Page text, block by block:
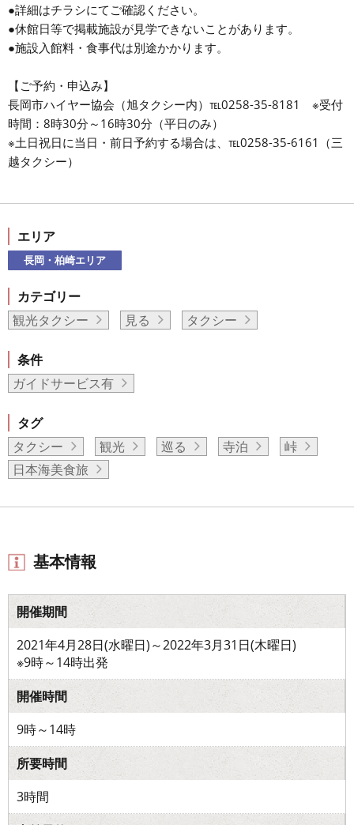
●詳細はチラシにてご確認ください。
●休館日等で掲載施設が見学できないことがあります。
●施設入館料・食事代は別途かかります。
【ご予約・申込み】
長岡市ハイヤー協会（旭タクシー内）℡0258-35-8181 ※受付
時間：8時30分～16時30分（平日のみ）
※土日祝日に当日・前日予約する場合は、℡0258-35-6161（三
越タクシー）
エリア
長岡・柏崎エリア
カテゴリー
観光タクシー
見る タクシー
条件
ガイドサービス有
タグ
タクシー
観光 巡る 寺泊
峠
日本海美食旅
基本情報
開催期間
2021年4月28日(水曜日)～2022年3月31日(木曜日)
※9時～14時出発
開催時間
9時～14時
所要時間
3時間